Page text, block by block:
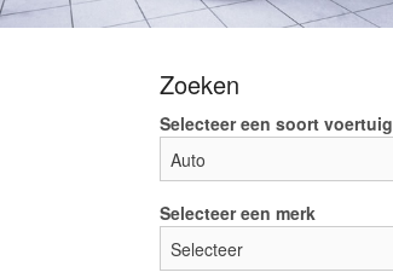
Zoeken
Selecteer een soort voertuig
Selecteer een merk